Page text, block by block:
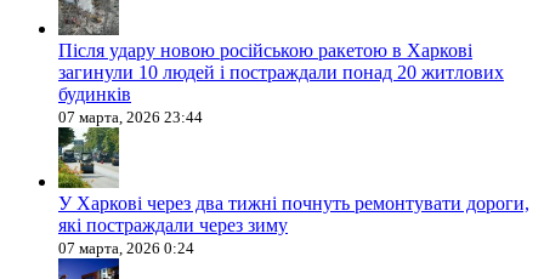
Після удару новою російською ракетою в Харкові
загинули 10 людей і постраждали понад 20 житлових
будинків
07 марта, 2026 23:44
У Харкові через два тижні почнуть ремонтувати дороги,
які постраждали через зиму
07 марта, 2026 0:24